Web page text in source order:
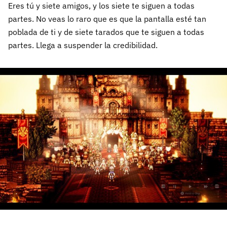
Eres tú y siete amigos, y los siete te siguen a todas
partes. No veas lo raro que es que la pantalla esté tan
poblada de ti y de siete tarados que te siguen a todas
partes. Llega a suspender la credibilidad.